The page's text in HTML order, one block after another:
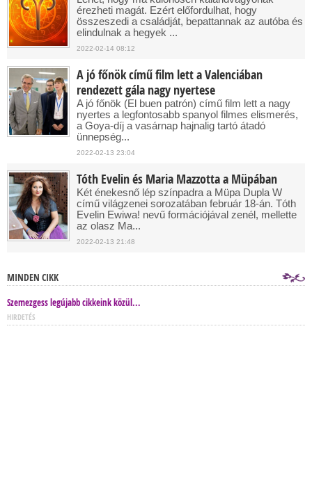
érezheti magát. Ezért előfordulhat, hogy
összeszedi a családját, bepattannak az autóba és
elindulnak a hegyek ...
2022-02-14 08:12
A jó főnök című film lett a Valenciában
rendezett gála nagy nyertese
A jó főnök (El buen patrón) című film lett a nagy
nyertes a legfontosabb spanyol filmes elismerés,
a Goya-díj a vasárnap hajnalig tartó átadó
ünnepség...
2022-02-13 23:04
Tóth Evelin és Maria Mazzotta a Müpában
Két énekesnő lép színpadra a Müpa Dupla W
című világzenei sorozatában február 18-án. Tóth
Evelin Ewiwa! nevű formációjával zenél, mellette
az olasz Ma...
2022-02-13 21:48
MINDEN CIKK
Szemezgess legújabb cikkeink közül...
HIRDETÉS